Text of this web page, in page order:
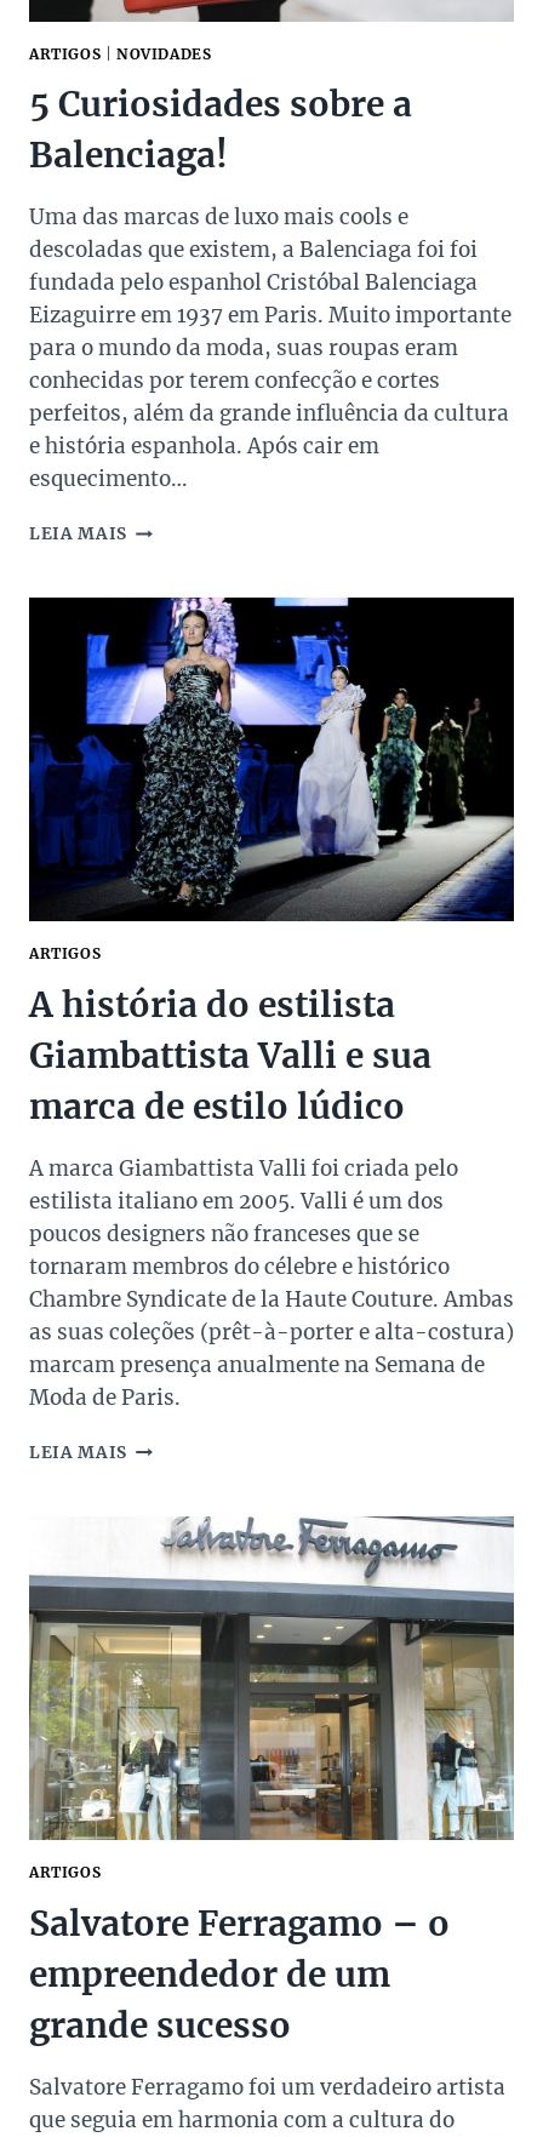
ARTIGOS NOVIDADES
5 Curiosidades sobre a
Balenciaga!
Uma das marcas de luxo mais cools e
descoladas que existem, a Balenciaga foi foi
fundada pelo espanhol Cristóbal Balenciaga
Eizaguirre em 1937 em Paris. Muito importante
para o mundo da moda, suas roupas eram
conhecidas por terem confecção e cortes
perfeitos, além da grande influência da cultura
e história espanhola. Após cair em
esquecimento…
LEIA MAIS 5
A
BALENCIAGA!
ARTIGOS
A história do estilista
Giambattista Valli e sua
marca de estilo lúdico
A marca Giambattista Valli foi criada pelo
estilista italiano em 2005. Valli é um dos
poucos designers não franceses que se
tornaram membros do célebre e histórico
Chambre Syndicate de la Haute Couture. Ambas
as suas coleções (prêt-à-porter e alta-costura)
marcam presença anualmente na Semana de
Moda de Paris.
LEIA MAIS A
ESTILISTA
GIAMBATTISTA
VALLI
SUA
MARCA
DE
ESTILO
LÚDICO
ARTIGOS
Salvatore Ferragamo – o
empreendedor de um
grande sucesso
Salvatore Ferragamo foi um verdadeiro artista
que seguia em harmonia com a cultura do